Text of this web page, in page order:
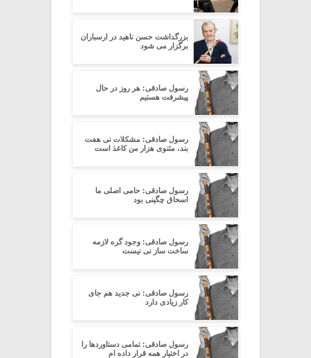
بزرگداشت حسن ناهید در ارسباران
برگزار می شود
رسول صادقی: هر روز در حال
پیشرفت هستیم
رسول صادقی: مشکلات نی هفت
بند، مثنوی هزار من کاغذ است
رسول صادقی: حامی اصلی ما
اسحاق چگینی بود
رسول صادقی: وجود گره لازمه
ساخت ساز نی نیست
رسول صادقی: نی جدید هم جای
کار زیادی دارد
رسول صادقی: تمامی دستاوردها را
در اختیار همه قرار داده ام